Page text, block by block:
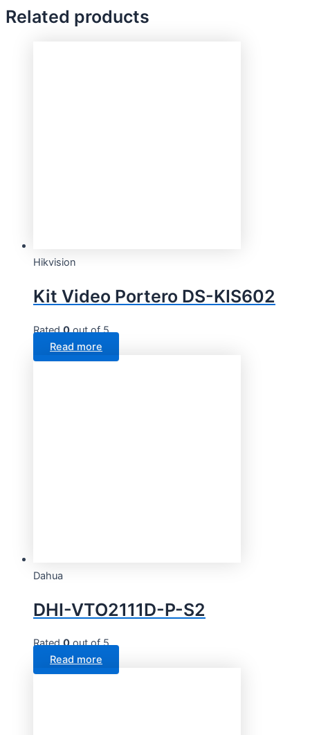
Related products
Hikvision
Kit Video Portero DS-KIS602
Rated0out of 5
Read more
Dahua
DHI-VTO2111D-P-S2
Rated0out of 5
Read more